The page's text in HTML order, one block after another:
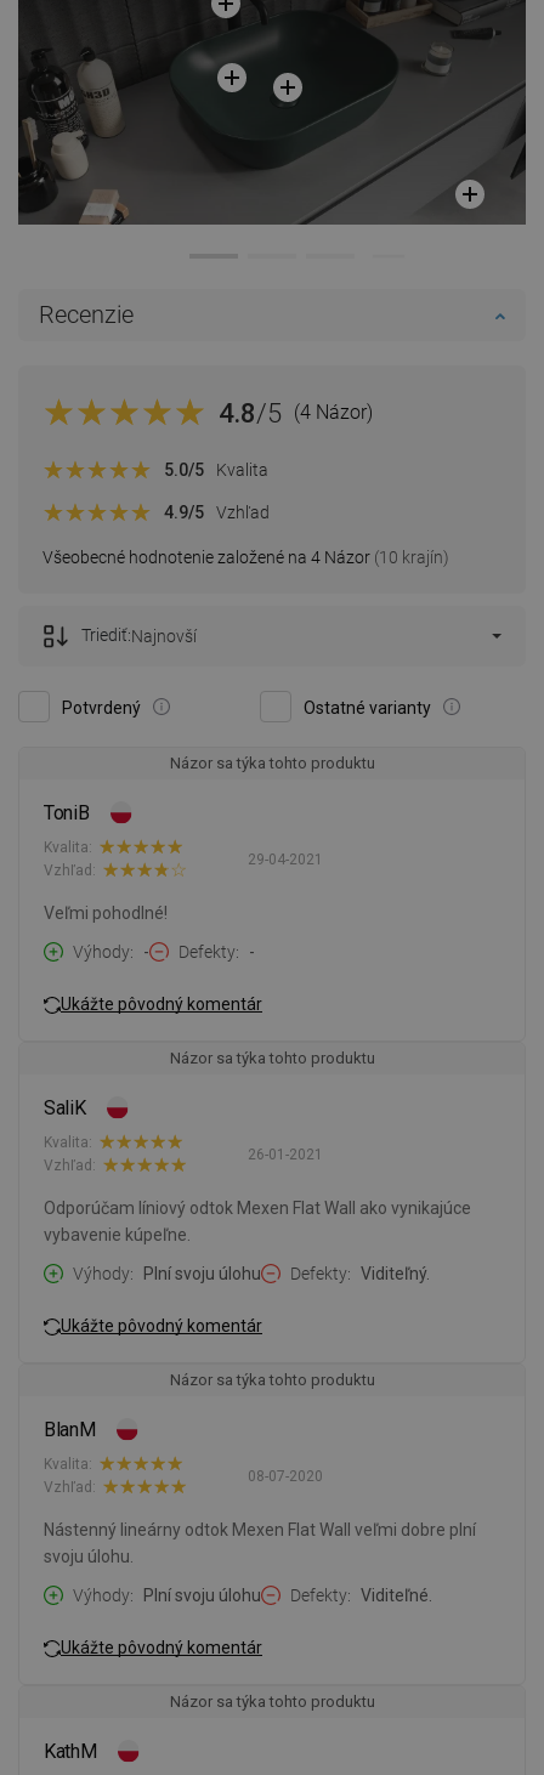
Recenzie
4.8/5 (4 Názor)
Všeobecné hodnotenie založené na 4 Názor (10 krajín)
5.0/5 Kvalita
4.9/5 Vzhľad
Potvrdený Ostatné varianty
Triediť:Najnovší
Názor sa týka tohto produktu
ToniB
29-04-2021
Kvalita:
Vzhľad:
Veľmi pohodlné!
Výhody
- Defekty -
Ukážte pôvodný komentár
Názor sa týka tohto produktu
SaliK
26-01-2021
Kvalita:
Vzhľad:
Odporúčam líniový odtok Mexen Flat Wall ako vynikajúce
vybavenie kúpeľne.
Výhody
Plní svoju úlohu Defekty Viditeľný.
Ukážte pôvodný komentár
Názor sa týka tohto produktu
BlanM
08-07-2020
Kvalita:
Vzhľad:
Nástenný lineárny odtok Mexen Flat Wall veľmi dobre plní
svoju úlohu.
Výhody
Plní svoju úlohu Defekty Viditeľné.
Ukážte pôvodný komentár
Názor sa týka tohto produktu
KathM